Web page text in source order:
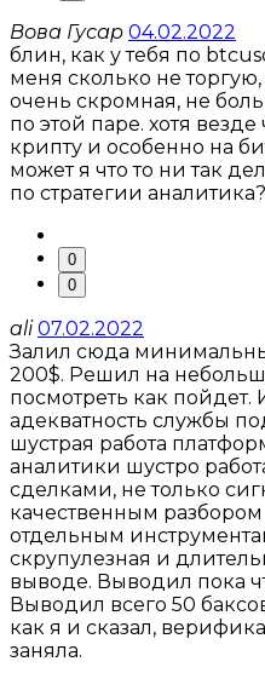
Вова Гусар 04.02.2022
блин, как у тебя по
меня сколько не
очень скромная, не
по этой паре. хотя
крипту и особенно на
может я что то ни так
по стратегии аналитика?
0
0
ali 07.02.2022
Залил сюда
200$. Решил на
посмотреть как пойдет.
адекватность службы
шустрая работа
аналитики шустро
сделками, не только
качественным
отдельным
скрупулезная и
выводе. Выводил пока
Выводил всего 50
как я и сказал,
заняла.